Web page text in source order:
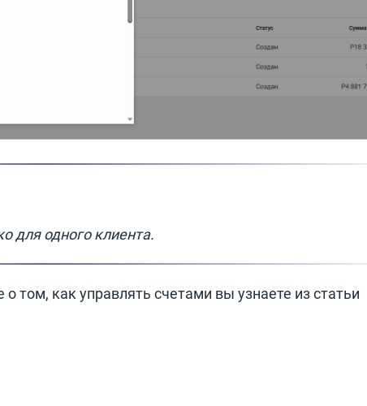
для одного клиента.
как управлять счетами вы узнаете из статьи